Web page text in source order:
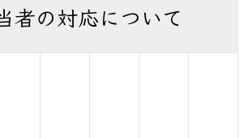
者の対応について